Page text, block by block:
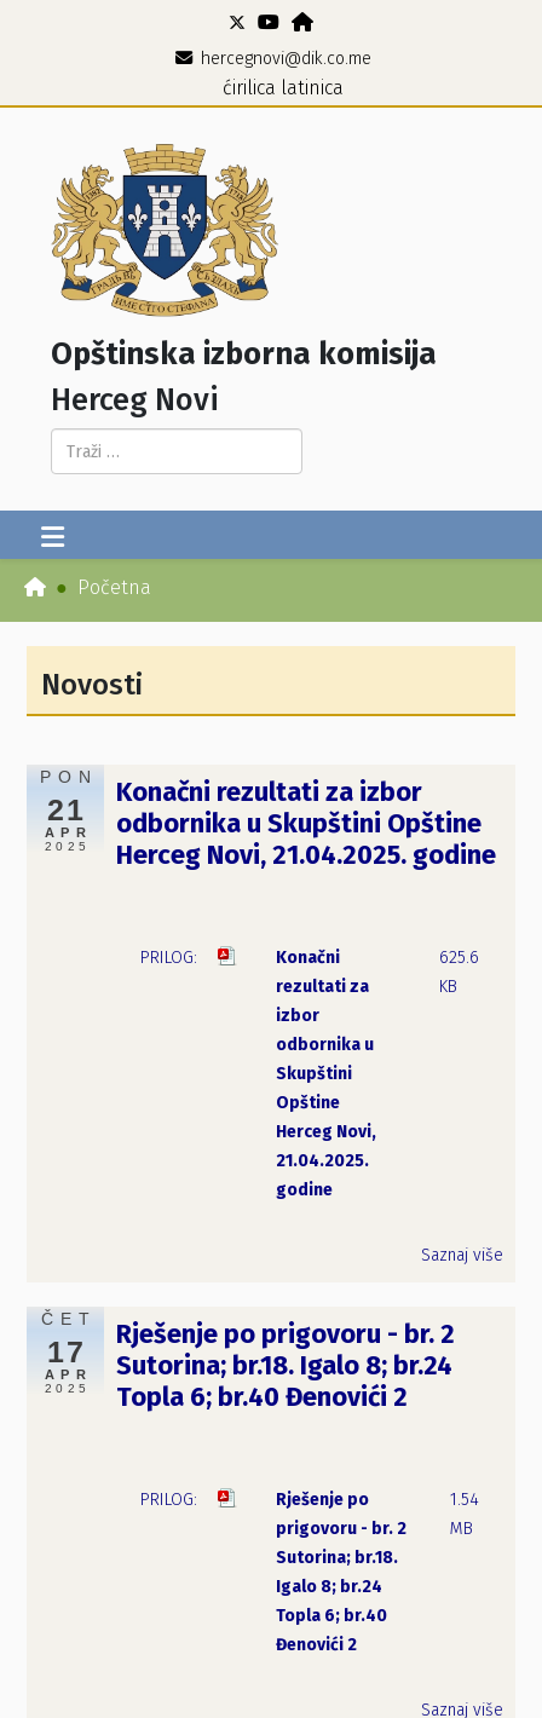
hercegnovi@dik.co.me
ćirilica latinica
Opštinska izborna komisija
Herceg Novi
Pretraga...
Početna
Novosti
PON
21
APR
2025
Konačni rezultati za izbor
odbornika u Skupštini Opštine
Herceg Novi, 21.04.2025. godine
Konačni
rezultati za
izbor
odbornika u
Skupštini
Opštine
Herceg Novi,
21.04.2025.
godine
625.6
KB
Saznaj više
ČET
17
APR
2025
Rješenje po prigovoru - br. 2
Sutorina; br.18. Igalo 8; br.24
Topla 6; br.40 Đenovići 2
Rješenje po
prigovoru - br. 2
Sutorina; br.18.
Igalo 8; br.24
Topla 6; br.40
Đenovići 2
1.54
MB
Saznaj više